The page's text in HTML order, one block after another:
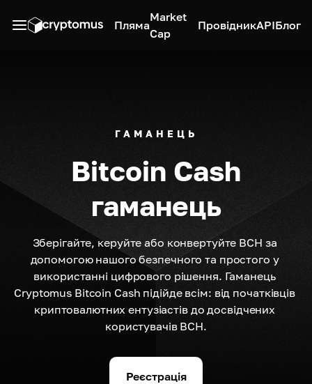
Пляма
Market
Cap
ПровідникAPIБлог
ГАМАНЕЦЬ
Bitcoin Cash
гаманець
Зберігайте, керуйте або конвертуйте BCH за
допомогою нашого безпечного та простого у
використанні цифрового рішення. Гаманець
Cryptomus Bitcoin Cash підійде всім: від початківців
криптовалютних ентузіастів до досвідчених
користувачів BCH.
Реєстрація